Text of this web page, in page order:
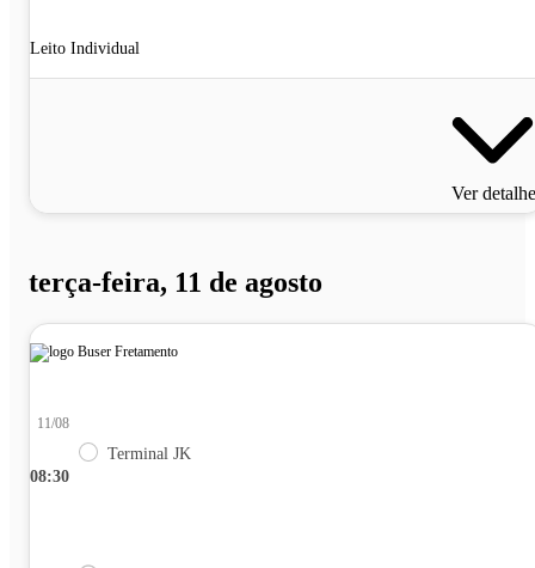
Leito Individual
Ver
terça-feira, 11 de agosto
08:30
11/08
Terminal JK